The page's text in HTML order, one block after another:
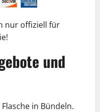
nur offiziell für
und
in Bündeln.